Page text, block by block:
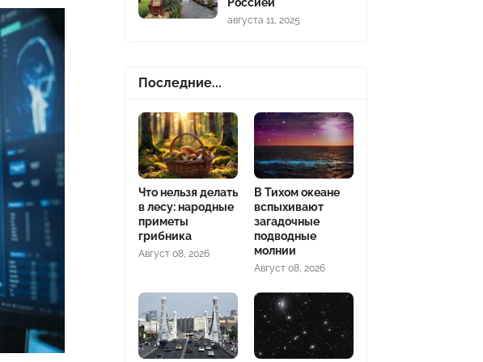
августа 11, 2025
Последние...
Что нельзя делать
в лесу: народные
приметы
грибника
Август 08, 2026
В Тихом океане
вспыхивают
загадочные
подводные
молнии
Август 08, 2026